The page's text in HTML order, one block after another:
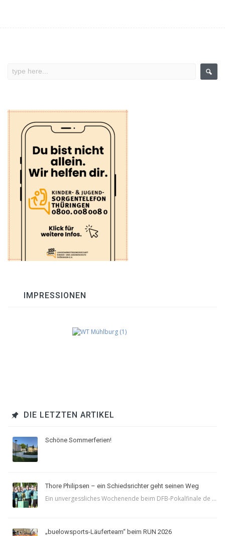
IMPRESSIONEN
DIE LETZTEN ARTIKEL
Schöne Sommerferien!
Thore Philipsen – ein Schiedsrichter geht seinen Weg
Ein unvergessliches Wochenende beim DFB-Pokalfinale de ...
„buelowsports-Läuferteam“ beim RUN 2026